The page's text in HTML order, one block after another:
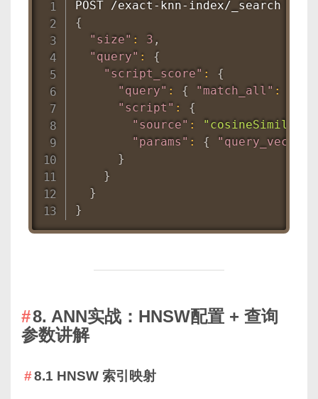
{
"size" : 3 ,
"query" :
{
"script_score" :
{
"query" : { "match_all" :
"script" :
{
"source" :
"params" : { "query_vector"
}
}
}
}
8. ANN实战：HNSW配置 + 查询
参数讲解
8.1 HNSW 索引映射